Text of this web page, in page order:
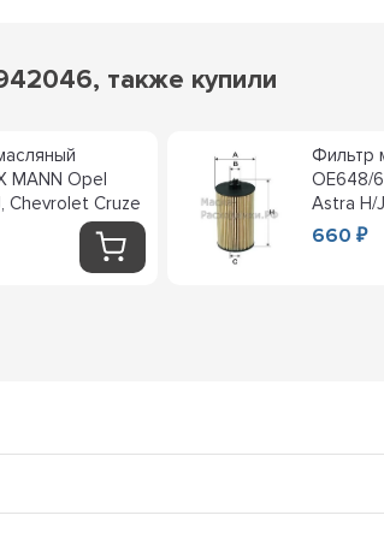
также купили
MANN Opel
Chevrolet Cruze
Фильтр
OE648/
Astra H/
660₽